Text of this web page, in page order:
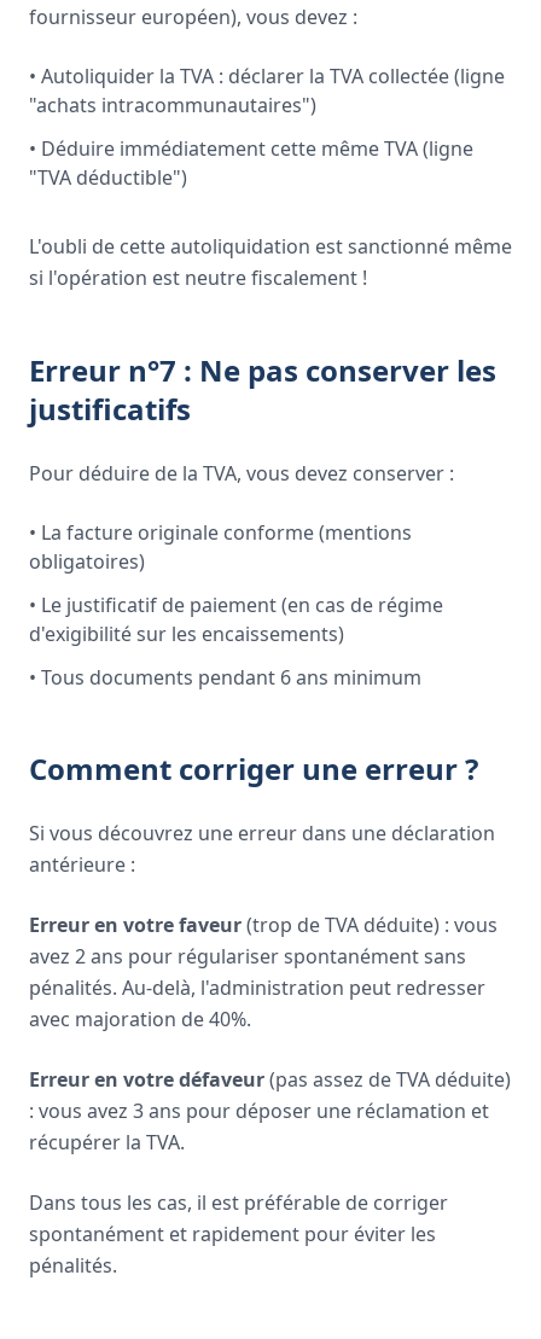
fournisseur européen), vous devez :
• Autoliquider la TVA : déclarer la TVA collectée (ligne
"achats intracommunautaires")
• Déduire immédiatement cette même TVA (ligne
"TVA déductible")
L'oubli de cette autoliquidation est sanctionné même
si l'opération est neutre fiscalement !
Erreur n°7 : Ne pas conserver les
justificatifs
Pour déduire de la TVA, vous devez conserver :
• La facture originale conforme (mentions
obligatoires)
• Le justificatif de paiement (en cas de régime
d'exigibilité sur les encaissements)
• Tous documents pendant 6 ans minimum
Comment corriger une erreur ?
Si vous découvrez une erreur dans une déclaration
antérieure :
Erreur en votre faveur(trop de TVA déduite) : vous
avez 2 ans pour régulariser spontanément sans
pénalités. Au-delà, l'administration peut redresser
avec majoration de 40%.
Erreur en votre défaveur(pas assez de TVA déduite)
: vous avez 3 ans pour déposer une réclamation et
récupérer la TVA.
Dans tous les cas, il est préférable de corriger
spontanément et rapidement pour éviter les
pénalités.